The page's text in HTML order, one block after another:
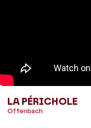
LA PÉRICHOLE
Offenbach